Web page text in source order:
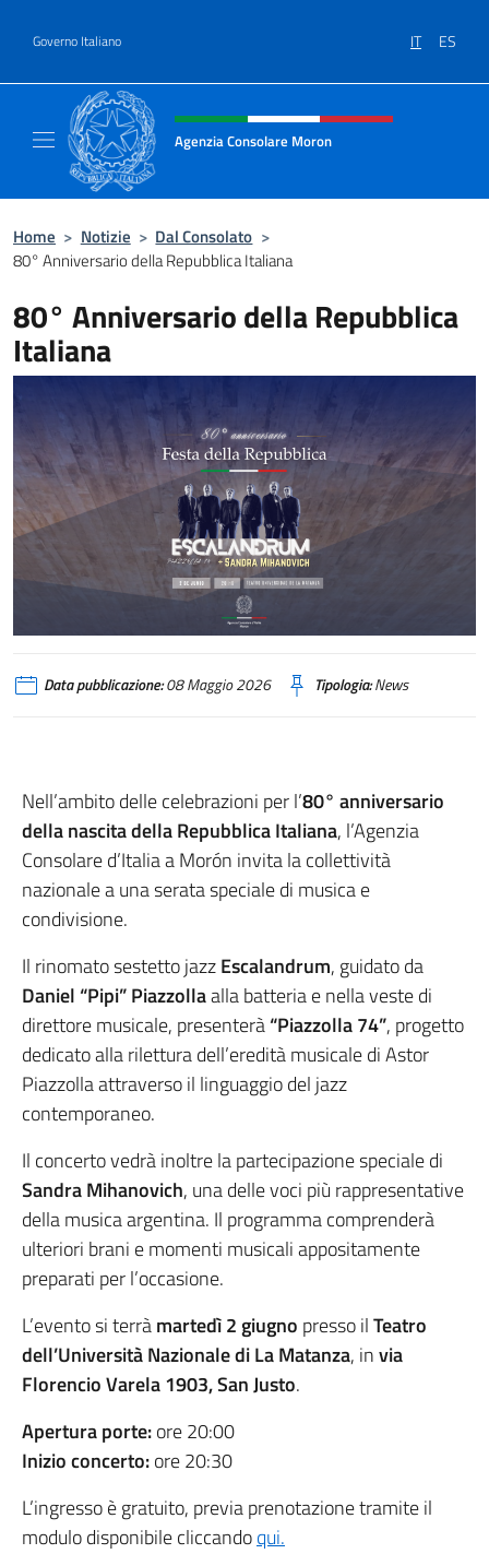
Governo Italiano IT ES
Intestazione sito, social e menù
Agenzia Consolare Moron
Home > Notizie > Dal Consolato >
80° Anniversario della Repubblica Italiana
80° Anniversario della Repubblica
Italiana
Data pubblicazione:08 Maggio 2026 Tipologia:News
Nell’ambito delle celebrazioni per l’80° anniversario
della nascita della Repubblica Italiana, l’Agenzia
Consolare d’Italia a Morón invita la collettività
nazionale a una serata speciale di musica e
condivisione.
Il rinomato sestetto jazzEscalandrum, guidato da
Daniel “Pipi” Piazzollaalla batteria e nella veste di
direttore musicale, presenterà“Piazzolla 74”, progetto
dedicato alla rilettura dell’eredità musicale di Astor
Piazzolla attraverso il linguaggio del jazz
contemporaneo.
Il concerto vedrà inoltre la partecipazione speciale di
Sandra Mihanovich, una delle voci più rappresentative
della musica argentina. Il programma comprenderà
ulteriori brani e momenti musicali appositamente
preparati per l’occasione.
L’evento si terràmartedì 2 giugno presso ilTeatro
dell’Università Nazionale di La Matanza, invia
Florencio Varela 1903, San Justo.
Apertura porte:ore 20:00
Inizio concerto:ore 20:30
L’ingresso è gratuito, previa prenotazione tramite il
modulo disponibile cliccandoqui.